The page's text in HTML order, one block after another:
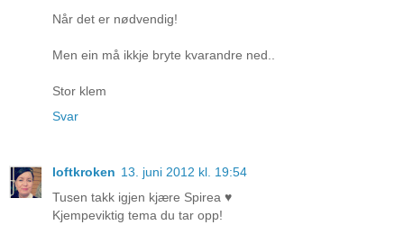
Når det er nødvendig!
Men ein må ikkje bryte kvarandre ned..
Stor klem
Svar
loftkroken 13. juni 2012 kl. 19:54
Tusen takk igjen kjære Spirea ♥
Kjempeviktig tema du tar opp!